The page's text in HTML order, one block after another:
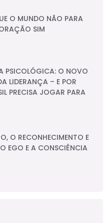
O MUNDO NÃO PARA
SIM
PSICOLÓGICA: O NOVO
LIDERANÇA – E POR
PRECISA JOGAR PARA
O RECONHECIMENTO E
EGO E A CONSCIÊNCIA